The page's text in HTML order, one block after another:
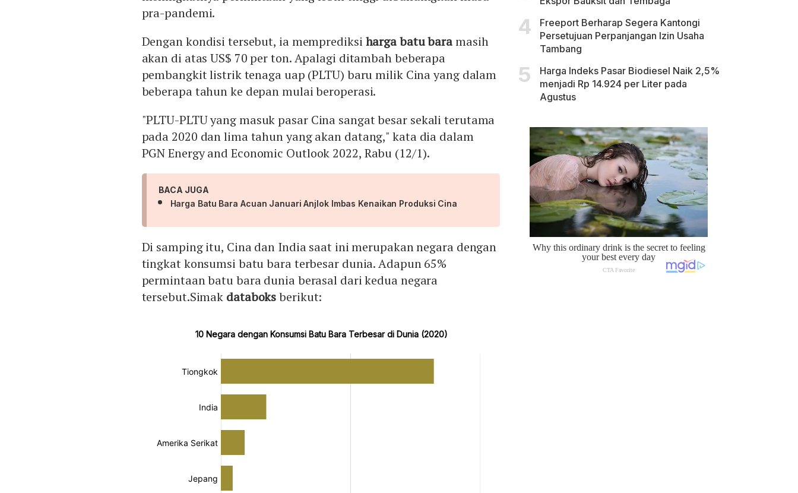
pra-pandemi.
Dengan kondisi tersebut, ia memprediksi harga batu baramasih
akan di atas US$ 70 per ton. Apalagi ditambah beberapa
pembangkit listrik tenaga uap (PLTU) baru milik Cina yang dalam
beberapa tahun ke depan mulai beroperasi.
"PLTU-PLTU yang masuk pasar Cina sangat besar sekali terutama
pada 2020 dan lima tahun yang akan datang," kata dia dalam
PGN Energy and Economic Outlook 2022, Rabu (12/1).
BACA JUGA
Harga Batu Bara Acuan Januari Anjlok Imbas Kenaikan Produksi Cina
Di samping itu, Cina dan India saat ini merupakan negara dengan
tingkat konsumsi batu bara terbesar dunia. Adapun 65%
permintaan batu bara dunia berasal dari kedua negara
tersebut.Simak databoksberikut:
Freeport Berharap Segera Kantongi
Persetujuan Perpanjangan Izin Usaha
Tambang
Harga Indeks Pasar Biodiesel Naik 2,5%
menjadi Rp 14.924 per Liter pada
Agustus